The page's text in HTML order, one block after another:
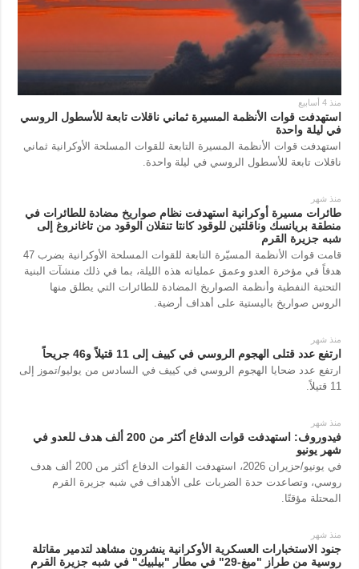
منذ 4 أسابيع
استهدفت قوات الأنظمة المسيرة ثماني ناقلات تابعة للأسطول الروسي
في ليلة واحدة
استهدفت قوات الأنظمة المسيرة التابعة للقوات المسلحة الأوكرانية ثماني
ناقلات تابعة للأسطول الروسي في ليلة واحدة.
منذ شهر
طائرات مسيرة أوكرانية استهدفت نظام صواريخ مضادة للطائرات في
منطقة بريانسك وناقلتين للوقود كانتا تنقلان الوقود من تاغانروغ إلى
شبه جزيرة القرم
قامت قوات الأنظمة المسيّرة التابعة للقوات المسلحة الأوكرانية بضرب 47
هدفاً في مؤخرة العدو وعمق عملياته هذه الليلة، بما في ذلك منشآت البنية
التحتية النفطية وأنظمة الصواريخ المضادة للطائرات التي يطلق منها
الروس صواريخ باليستية على أهداف أرضية.
منذ شهر
ارتفع عدد قتلى الهجوم الروسي في كييف إلى 11 قتيلاً و46 جريحاً
ارتفع عدد ضحايا الهجوم الروسي في كييف في السادس من يوليو/تموز إلى
11 قتيلاً.
منذ شهر
فيدوروف: استهدفت قوات الدفاع أكثر من 200 ألف هدف للعدو في
شهر يونيو
في يونيو/حزيران 2026، استهدفت القوات الدفاع أكثر من 200 ألف هدف
روسي، وتصاعدت حدة الضربات على الأهداف في شبه جزيرة القرم
المحتلة مؤقتًا.
منذ شهر
جنود الاستخبارات العسكرية الأوكرانية ينشرون مشاهد لتدمير مقاتلة
روسية من طراز "ميغ-29" في مطار "بيلبيك" في شبه جزيرة القرم